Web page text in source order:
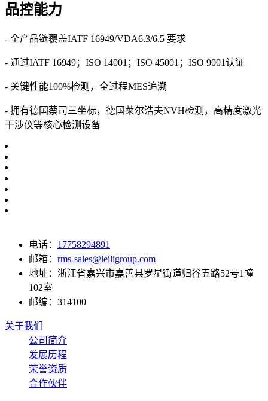
品控能力
- 全产品链覆盖IATF 16949/VDA6.3/6.5 要求
- 通过IATF 16949；ISO 14001；ISO 45001；ISO 9001认证
- 关键性能100%检测，全过程MES追溯
- 拥有德国蔡司三坐标，德国莱尔浩夫NVH检测，高精度激光
干涉仪等核心检测设备
电话： 17758294891
邮箱： rms-sales@leiligroup.com
地址： 浙江省嘉兴市嘉善县罗星街道归谷五路52号1幢
102室
邮编： 314100
关于我们
公司简介
发展历程
荣誉资质
合作伙伴